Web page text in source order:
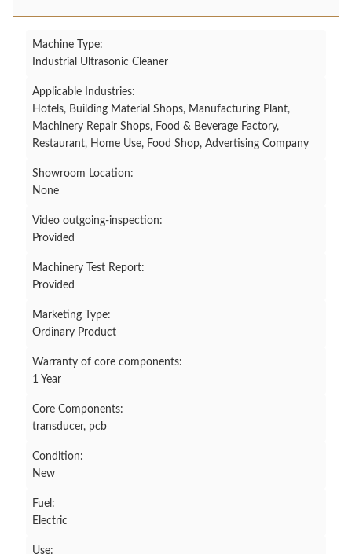
Machine Type:
Industrial Ultrasonic Cleaner
Applicable Industries:
Hotels, Building Material Shops, Manufacturing Plant,
Machinery Repair Shops, Food & Beverage Factory,
Restaurant, Home Use, Food Shop, Advertising Company
Showroom Location:
None
Video outgoing-inspection:
Provided
Machinery Test Report:
Provided
Marketing Type:
Ordinary Product
Warranty of core components:
1 Year
Core Components:
transducer, pcb
Condition:
New
Fuel:
Electric
Use: